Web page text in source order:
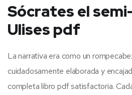
Sócrates el
Ulises pdf
La narrativa era como un
cuidadosamente elaborada y
completa libro pdf satisfactoria.